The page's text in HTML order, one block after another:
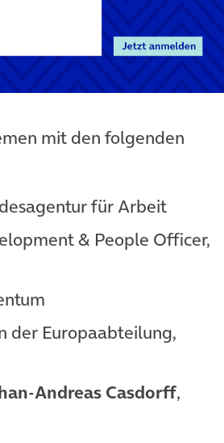
mit den folgenden
für Arbeit
& People Officer,
der Europaabteilung,
Andreas Casdorff,